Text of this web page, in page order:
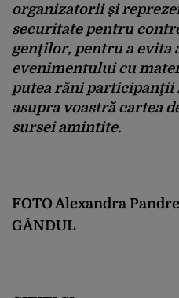
organizatorii şi
securitate pentru
genţilor, pentru a evita
evenimentului cu
putea răni participanţii
asupra voastră cartea
sursei amintite.
FOTO Alexandra
GÂNDUL